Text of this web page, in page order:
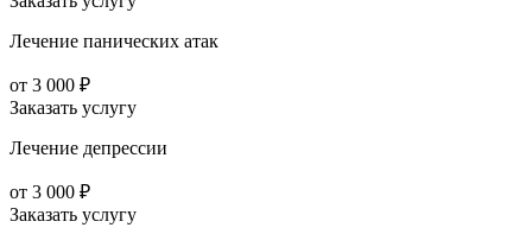
Лечение панических атак
от 3 000 ₽
Заказать услугу
Лечение депрессии
от 3 000 ₽
Заказать услугу